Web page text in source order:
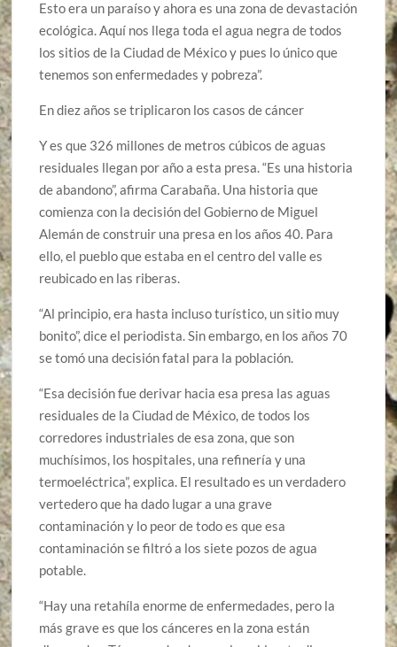
Esto era un paraíso y ahora es una zona de devastación
ecológica. Aquí nos llega toda el agua negra de todos
los sitios de la Ciudad de México y pues lo único que
tenemos son enfermedades y pobreza”.
En diez años se triplicaron los casos de cáncer
Y es que 326 millones de metros cúbicos de aguas
residuales llegan por año a esta presa. “Es una historia
de abandono”, afirma Carabaña. Una historia que
comienza con la decisión del Gobierno de Miguel
Alemán de construir una presa en los años 40. Para
ello, el pueblo que estaba en el centro del valle es
reubicado en las riberas.
“Al principio, era hasta incluso turístico, un sitio muy
bonito”, dice el periodista. Sin embargo, en los años 70
se tomó una decisión fatal para la población.
“Esa decisión fue derivar hacia esa presa las aguas
residuales de la Ciudad de México, de todos los
corredores industriales de esa zona, que son
muchísimos, los hospitales, una refinería y una
termoeléctrica”, explica. El resultado es un verdadero
vertedero que ha dado lugar a una grave
contaminación y lo peor de todo es que esa
contaminación se filtró a los siete pozos de agua
potable.
“Hay una retahíla enorme de enfermedades, pero la
más grave es que los cánceres en la zona están